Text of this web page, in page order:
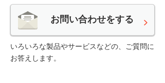
お問い合わせをする
いろいろな製品やサービスなどの、ご質問に
お答えします。